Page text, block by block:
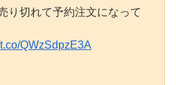
り切れて予約注文になって
QWzSdpzE3A